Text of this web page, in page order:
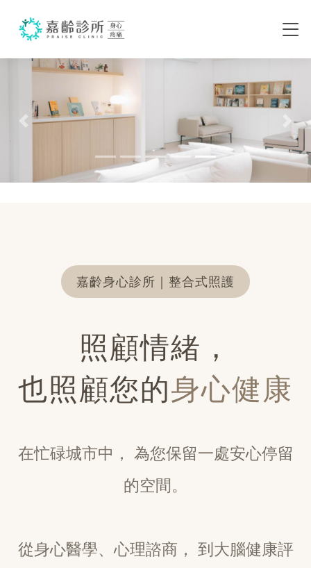
首頁
Previous
嘉齡身心診所｜整合式照護
照顧情緒，
也照顧您的身心健康
在忙碌城市中， 為您保留一處安心停留
的空間。
從身心醫學、心理諮商， 到大腦健康評